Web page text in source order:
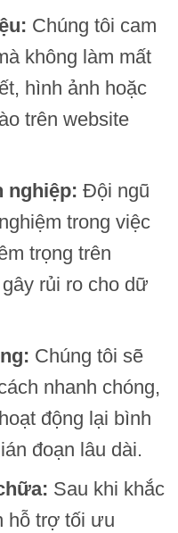
Chúng tôi cam
không làm mất
hình ảnh hoặc
trên website
nghiệp: Đội ngũ
trong việc
trọng trên
rủi ro cho dữ
Chúng tôi sẽ
nhanh chóng,
động lại bình
đoạn lâu dài.
Sau khi khắc
hỗ trợ tối ưu